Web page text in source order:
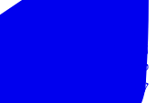
הקופות
החדשות
לעסק
שלכם